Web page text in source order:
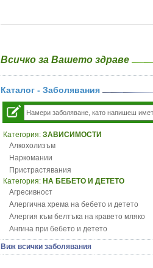
Всичко за Вашето здраве
Каталог - Заболявания
Категория: ЗАВИСИМОСТИ
Алкохолизъм
Наркомании
Пристрастявания
Категория: НА БЕБЕТО И ДЕТЕТО
Агресивност
Алергична хрема на бебето и детето
Алергия към белтъка на кравето мляко
Ангина при бебето и детето
Анемия при бебето и детето
Апетит - пълни деца
Виж всички заболявания